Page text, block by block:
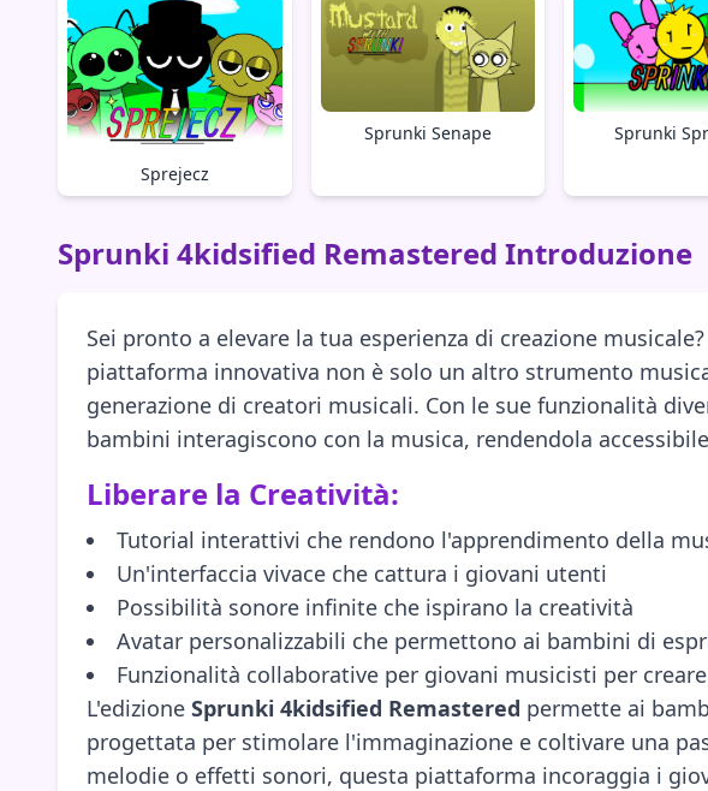
Sprejecz
Sprunki Senape
Sprunki
Sprunki 4kidsified Remastered Introduzione
Sei pronto a elevare la tua esperienza di creazione
piattaforma innovativa non è solo un altro strumento
generazione di creatori musicali. Con le sue funzionalità
bambini interagiscono con la musica, rendendola
Liberare la Creatività:
Tutorial interattivi che rendono l'apprendimento della
Un'interfaccia vivace che cattura i giovani utenti
Possibilità sonore infinite che ispirano la creatività
Avatar personalizzabili che permettono ai bambini di
Funzionalità collaborative per giovani musicisti per
L'edizione Sprunki 4kidsified Remastered permette ai
progettata per stimolare l'immaginazione e coltivare una
melodie o effetti sonori, questa piattaforma incoraggia i